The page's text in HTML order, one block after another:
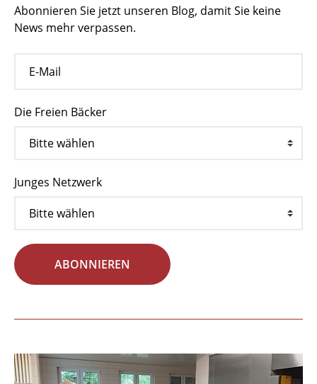
Abonnieren Sie jetzt unseren Blog, damit Sie keine
News mehr verpassen.
Die Freien Bäcker
Junges Netzwerk
ABONNIEREN